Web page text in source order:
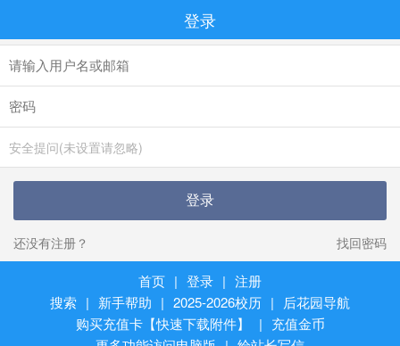
登录
安全提问(未设置请忽略)
登录
还没有注册？ 找回密码
首页 | 登录 | 注册
搜索 | 新手帮助 | 2025-2026校历 |
后花园导航
购买充值卡【快速下载附件】
| 充值金币